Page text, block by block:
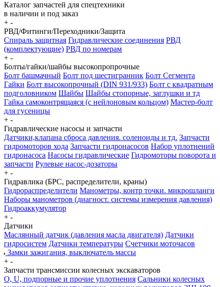
Каталог запчастей для спецтехники
в наличии и под заказ
+ -
РВД/Фитинги/Переходники/Защита
Спираль защитная Гидравлические соединения РВД
(комплектующие) РВД по номерам
+ -
Болты/гайки/шайбы высокопропрочные
Болт башмачный Болт под шестигранник Болт Сегмента
Гайки Болт высокопрочный (DIN 931/933) Болт с квадратным
подголовником Шайбы Шайбы стопорные, заглушки и тд
Гайка самоконтрящаяся (с нейлоновым кольцом) Мастер-болт
для гусеницы
+ -
Гидравлические насосы и запчасти
Датчики,клапана сброса давления. соленоиды и тд. Запчасти
гидромоторов хода Запчасти гидронасосов Набор уплотнений
гидронасоса Насосы гидравлические Гидромоторы поворота и
запчасти Рулевые насос-дозаторы
+ -
Гидравлика (БРС, распределители, краны)
Гидрораспределители Манометры, контр точки. микрошланги
Наборы манометров (диагност. системы измерения давления)
Гидроаккумулятор
+ -
Датчики
Маслянный датчик (давления масла двигателя) Датчики
гидросистем Датчики температуры Счетчики моточасов
Замки зажигания, выключатель массы
+ -
Запчасти трансмиссии колесных экскаваторов
О, U, подпорные и прочие уплотнения Сальники колесных